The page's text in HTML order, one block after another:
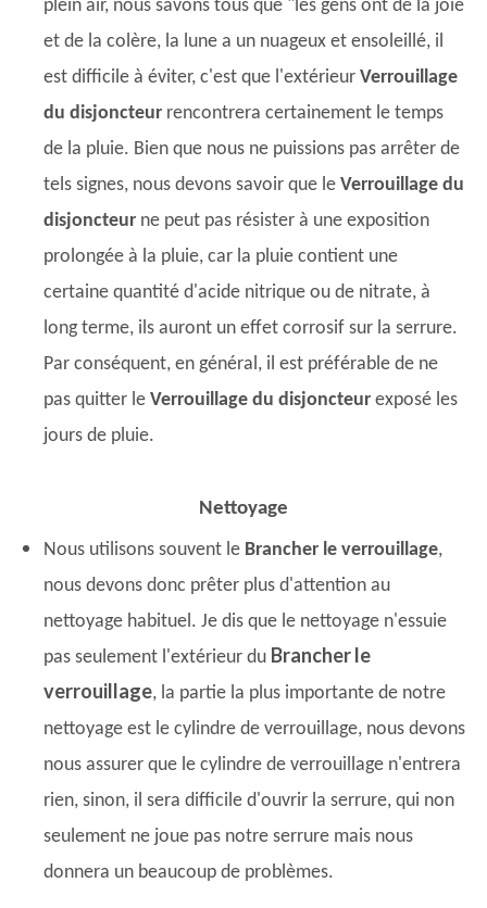
plein air, nous savons tous que "les gens ont de la joie
et de la colère, la lune a un nuageux et ensoleillé, il
est difficile à éviter, c'est que l'extérieur Verrouillage
du disjoncteur rencontrera certainement le temps
de la pluie. Bien que nous ne puissions pas arrêter de
tels signes, nous devons savoir que le Verrouillage du
disjoncteur ne peut pas résister à une exposition
prolongée à la pluie, car la pluie contient une
certaine quantité d'acide nitrique ou de nitrate, à
long terme, ils auront un effet corrosif sur la serrure.
Par conséquent, en général, il est préférable de ne
pas quitter le Verrouillage du disjoncteur exposé les
jours de pluie.
Nettoyage
Nous utilisons souvent le Brancher le verrouillage,
nous devons donc prêter plus d'attention au
nettoyage habituel. Je dis que le nettoyage n'essuie
pas seulement l'extérieur du Brancher le
verrouillage, la partie la plus importante de notre
nettoyage est le cylindre de verrouillage, nous devons
nous assurer que le cylindre de verrouillage n'entrera
rien, sinon, il sera difficile d'ouvrir la serrure, qui non
seulement ne joue pas notre serrure mais nous
donnera un beaucoup de problèmes.